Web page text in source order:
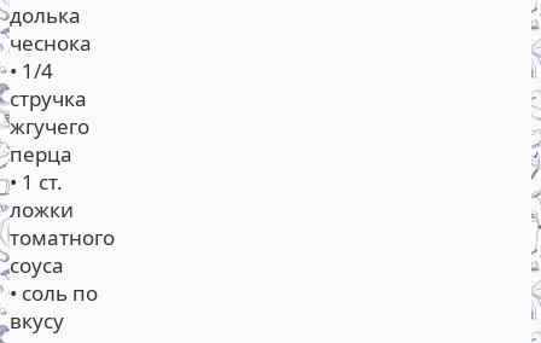
долька
чеснока
• 1/4
стручка
жгучего
перца
• 1 ст.
ложки
томатного
соуса
• соль по
вкусу